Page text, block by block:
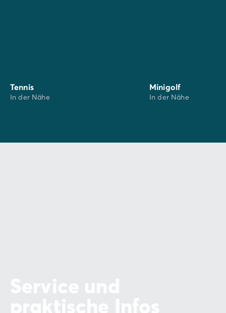
Tennis
In der Nähe
Minigolf
In der Nähe